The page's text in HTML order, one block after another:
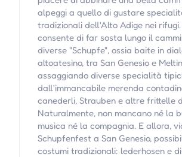
alpeggi a quello di gustare
tradizionali dell'Alto Adige nei
consente di far sosta lungo il
diverse "Schupfe", ossia baite in
altoatesino, tra San Genesio e
assaggiando diverse specialità
dall'immancabile merenda
canederli, Strauben e altre frittelle
Naturalmente, non mancano né la
musica né la compagnia. E allora,
Schupfenfest a San Genesio,
costumi tradizionali: lederhosen e